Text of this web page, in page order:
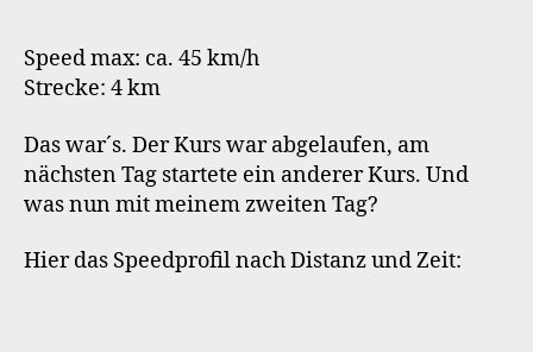
Speed max: ca. 45 km/h
Strecke: 4 km
Das war´s. Der Kurs war abgelaufen, am
nächsten Tag startete ein anderer Kurs. Und
was nun mit meinem zweiten Tag?
Hier das Speedprofil nach Distanz und Zeit: